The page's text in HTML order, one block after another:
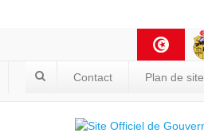
Contact Plan de site